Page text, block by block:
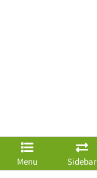
Menu Sidebar